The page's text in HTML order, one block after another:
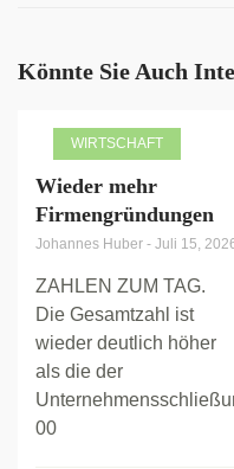
Könnte Sie Auch
WIRTSCHAFT
Wieder mehr
Firmengründungen
Johannes Huber - Juli 15,
ZAHLEN ZUM TAG.
Die Gesamtzahl ist
wieder deutlich höher
als die der
00